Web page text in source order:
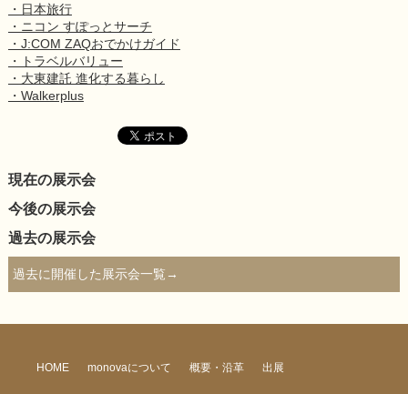
・日本旅行
・ニコン すぽっとサーチ
・J:COM ZAQおでかけガイド
・トラベルバリュー
・大東建託 進化する暮らし
・Walkerplus
現在の展示会
今後の展示会
過去の展示会
過去に開催した展示会一覧→
HOME monovaについて 概要・沿革 出展